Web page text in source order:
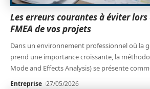
Les erreurs courantes à éviter lors
FMEA de vos projets
Dans un environnement professionnel où la
prend une importance croissante, la
Mode and Effects Analysis) se présente
Entreprise 27/05/2026